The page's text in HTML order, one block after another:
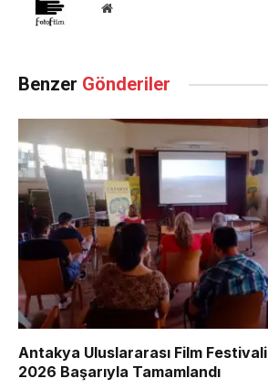
Website
Benzer Gönderiler
Antakya Uluslararası Film
2026 Başarıyla Tamamlandı